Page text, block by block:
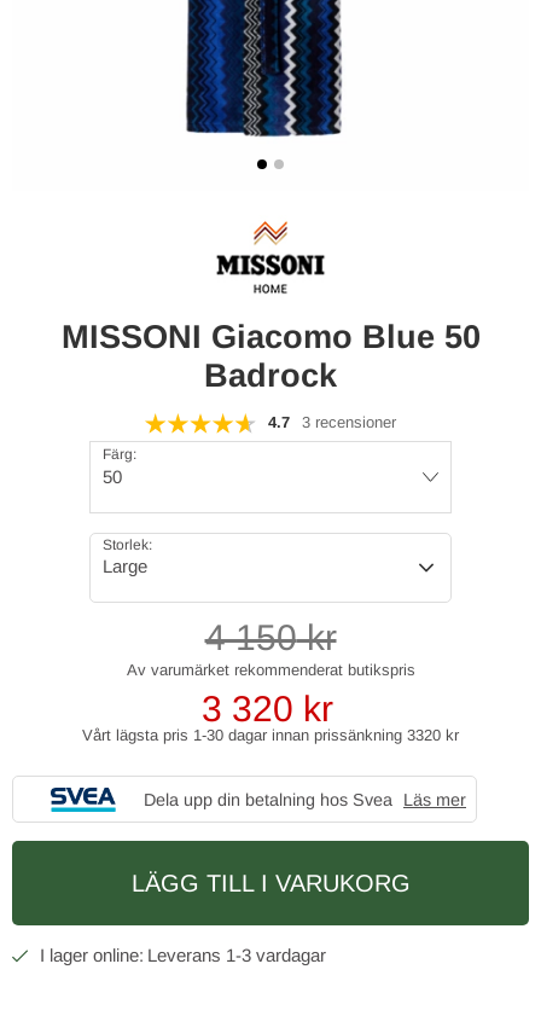
MISSONI Giacomo Blue 50
Badrock
4.7 3 recensioner
Färg:
50
Storlek:
Large
4 150kr
3 320 kr
Vårt lägsta pris 1-30 dagar innan prissänkning 3320 kr
Dela upp din betalning hos Svea Läs mer
LÄGG TILL I VARUKORG
1-3 vardagar